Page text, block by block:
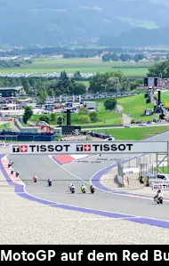
MotoGP auf dem Red